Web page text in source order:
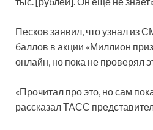
Песков заявил, что узнал из
баллов в акции «Миллион
онлайн, но пока не проверял
«Прочитал про это, но сам
рассказал ТАСС